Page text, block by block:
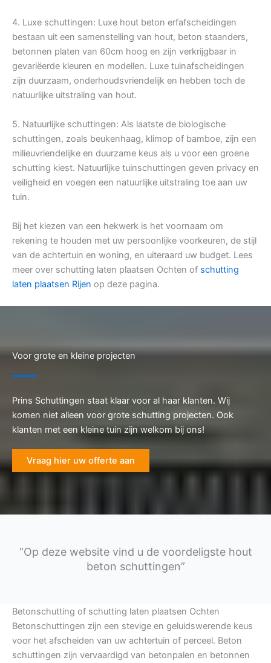
4. Luxe schuttingen: Luxe hout beton erfafscheidingen
bestaan uit een samenstelling van hout, beton staanders,
betonnen platen van 60cm hoog en zijn verkrijgbaar in
gevariëerde kleuren en modellen. Luxe tuinafscheidingen
zijn duurzaam, onderhoudsvriendelijk en hebben toch de
natuurlijke uitstraling van hout.
5. Natuurlijke schuttingen: Als laatste de biologische
schuttingen, zoals beukenhaag, klimop of bamboe, zijn een
milieuvriendelijke en duurzame keus als u voor een groene
schutting kiest. Natuurlijke tuinschuttingen geven privacy en
veiligheid en voegen een natuurlijke uitstraling toe aan uw
tuin.
Bij het kiezen van een hekwerk is het voornaam om
rekening te houden met uw persoonlijke voorkeuren, de stijl
van de achtertuin en woning, en uiteraard uw budget. Lees
meer over schutting laten plaatsen Ochten of schutting
laten plaatsen Rijen op deze pagina.
Voor grote en kleine projecten
Prins Schuttingen staat klaar voor al haar klanten. Wij
komen niet alleen voor grote schutting projecten. Ook
klanten met een kleine tuin zijn welkom bij ons!
Vraag hier uw offerte aan
“Op deze website vind u de voordeligste hout
beton schuttingen”
Betonschutting of schutting laten plaatsen Ochten
Betonschuttingen zijn een stevige en geluidswerende keus
voor het afscheiden van uw achtertuin of perceel. Beton
schuttingen zijn vervaardigd van betonpalen en betonnen